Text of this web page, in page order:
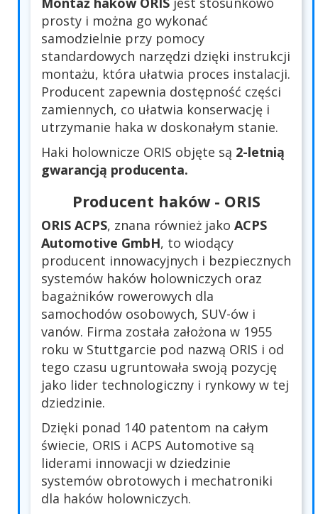
prosty i można go wykonać
samodzielnie przy pomocy
standardowych narzędzi dzięki instrukcji
montażu, która ułatwia proces instalacji.
Producent zapewnia dostępność części
zamiennych, co ułatwia konserwację i
utrzymanie haka w doskonałym stanie.
Haki holownicze ORIS objęte są 2-letnią
gwarancją producenta.
Producent haków - ORIS
ORIS ACPS, znana również jako ACPS
Automotive GmbH, to wiodący
producent innowacyjnych i bezpiecznych
systemów haków holowniczych oraz
bagażników rowerowych dla
samochodów osobowych, SUV-ów i
vanów. Firma została założona w 1955
roku w Stuttgarcie pod nazwą ORIS i od
tego czasu ugruntowała swoją pozycję
jako lider technologiczny i rynkowy w tej
dziedzinie.
Dzięki ponad 140 patentom na całym
świecie, ORIS i ACPS Automotive są
liderami innowacji w dziedzinie
systemów obrotowych i mechatroniki
dla haków holowniczych.